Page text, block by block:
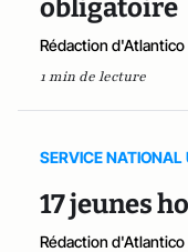
obligatoire
Rédaction d'Atlantico
1 min de lecture
SERVICE NATIONAL
17 jeunes
Rédaction d'Atlantico